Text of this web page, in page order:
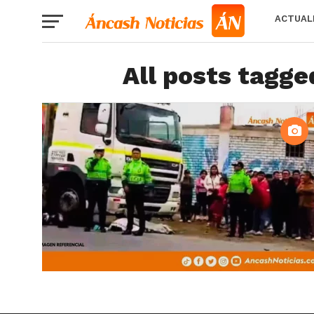
All posts